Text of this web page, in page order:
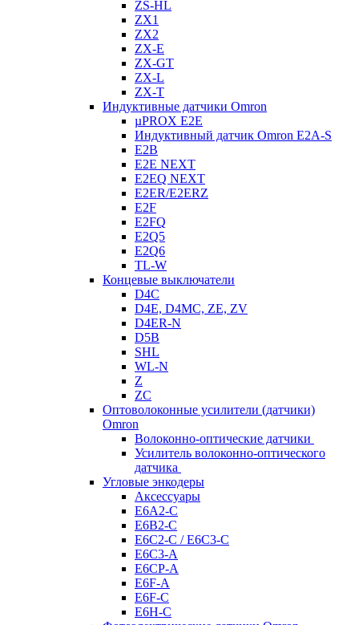
ZS-HL
ZX1
ZX2
ZX-E
ZX-GT
ZX-L
ZX-T
Индуктивные датчики Omron
µPROX E2E
Индуктивный датчик Omron E2A-S
E2B
E2E NEXT
E2EQ NEXT
E2ER/E2ERZ
E2F
E2FQ
E2Q5
E2Q6
TL-W
Концевые выключатели
D4C
D4E, D4MC, ZE, ZV
D4ER-N
D5B
SHL
WL-N
Z
ZC
Оптоволоконные усилители (датчики)
Omron
Волоконно-оптические датчики
Усилитель волоконно-оптического
датчика
Угловые энкодеры
Аксессуары
E6A2-C
E6B2-C
E6C2-C / E6C3-C
E6C3-A
E6CP-A
E6F-A
E6F-C
E6H-C